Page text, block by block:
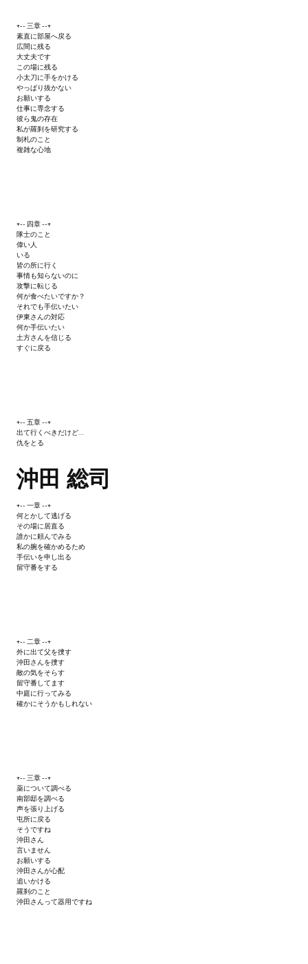
X2 - The Threat Remaster Fan Edition
Quake III Arena Remaster Fan Edition
Star Trek Voyager Elite Force Remaster Fan Edition
Sacred Gold Remaster Fan Edition
Red Faction remaster Fan Edition
Корсары 3 Сундук мертвеца Remaster Fan Edition
Sea Dogs Remaster Fan Edition
НОВОСТИ ПОРТАЛА
Новости
Патчи
Mass Effect 2
Mass Effect 3
Моды
Divinity Original Sin Enhanced Edition
Fallout 3
GTA 5
Neverwinter Nights 1
Sacred Ice & Blood
Sims 3
Sims 4
Star Wars Jedi Knight: Dark Force II
+-- 三章 --+
素直に部屋へ戻る
広間に残る
大丈夫です
この場に残る
小太刀に手をかける
やっぱり抜かない
お願いする
仕事に専念する
彼ら鬼の存在
私が羅刹を研究する
制札のこと
複雑な心地
+-- 四章 --+
隊士のこと
偉い人
いる
皆の所に行く
事情も知らないのに
攻撃に転じる
何が食べたいですか？
それでも手伝いたい
伊東さんの対応
何か手伝いたい
土方さんを信じる
すぐに戻る
+-- 五章 --+
出て行くべきだけど…
仇をとる
沖田 総司
+-- 一章 --+
何とかして逃げる
その場に居直る
誰かに頼んでみる
私の腕を確かめるため
手伝いを申し出る
留守番をする
+-- 二章 --+
外に出て父を捜す
沖田さんを捜す
敵の気をそらす
留守番してます
中庭に行ってみる
確かにそうかもしれない
+-- 三章 --+
薬について調べる
南部邸を調べる
声を張り上げる
屯所に戻る
そうですね
沖田さん
言いません
お願いする
沖田さんが心配
追いかける
羅刹のこと
沖田さんって器用ですね